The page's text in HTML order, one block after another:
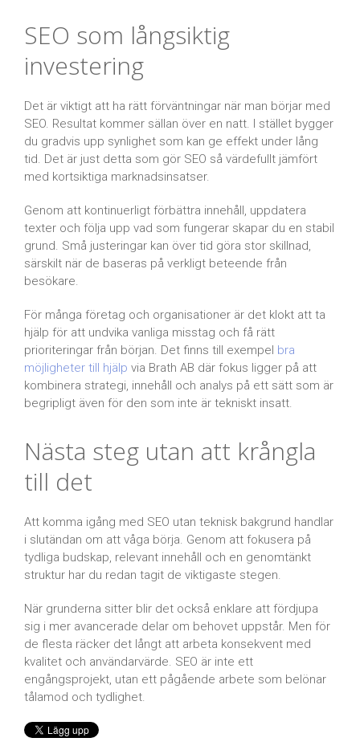
SEO som långsiktig
investering
Det är viktigt att ha rätt förväntningar när man börjar med
SEO. Resultat kommer sällan över en natt. I stället bygger
du gradvis upp synlighet som kan ge effekt under lång
tid. Det är just detta som gör SEO så värdefullt jämfört
med kortsiktiga marknadsinsatser.
Genom att kontinuerligt förbättra innehåll, uppdatera
texter och följa upp vad som fungerar skapar du en stabil
grund. Små justeringar kan över tid göra stor skillnad,
särskilt när de baseras på verkligt beteende från
besökare.
För många företag och organisationer är det klokt att ta
hjälp för att undvika vanliga misstag och få rätt
prioriteringar från början. Det finns till exempel bra
möjligheter till hjälp via Brath AB där fokus ligger på att
kombinera strategi, innehåll och analys på ett sätt som är
begripligt även för den som inte är tekniskt insatt.
Nästa steg utan att krångla
till det
Att komma igång med SEO utan teknisk bakgrund handlar
i slutändan om att våga börja. Genom att fokusera på
tydliga budskap, relevant innehåll och en genomtänkt
struktur har du redan tagit de viktigaste stegen.
När grunderna sitter blir det också enklare att fördjupa
sig i mer avancerade delar om behovet uppstår. Men för
de flesta räcker det långt att arbeta konsekvent med
kvalitet och användarvärde. SEO är inte ett
engångsprojekt, utan ett pågående arbete som belönar
tålamod och tydlighet.